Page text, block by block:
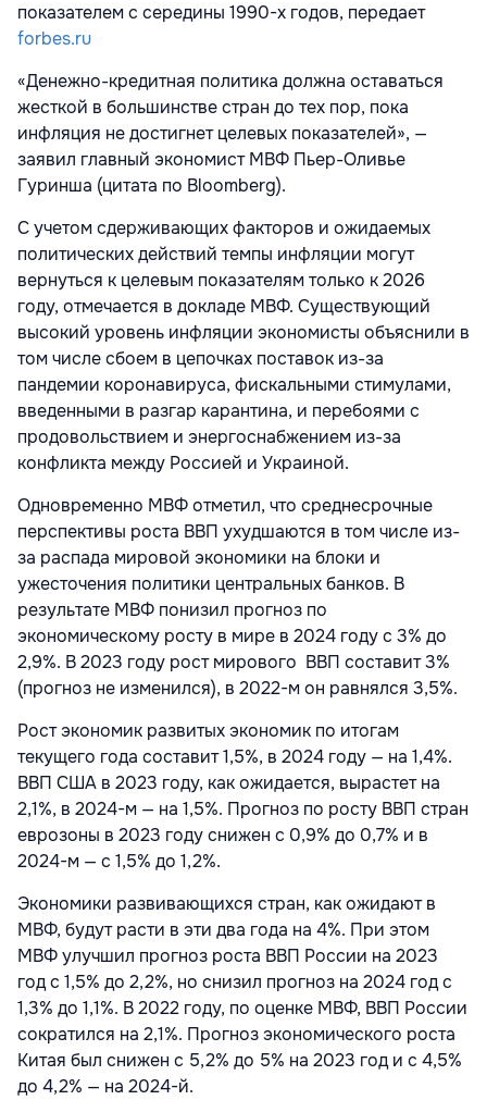
показателем с середины 1990-х годов, передает
forbes.ru
«Денежно-кредитная политика должна оставаться
жесткой в большинстве стран до тех пор, пока
инфляция не достигнет целевых показателей», —
заявил главный экономист МВФ Пьер-Оливье
Гуринша (цитата по Bloomberg).
С учетом сдерживающих факторов и ожидаемых
политических действий темпы инфляции могут
вернуться к целевым показателям только к 2026
году, отмечается в докладе МВФ. Существующий
высокий уровень инфляции экономисты объяснили в
том числе сбоем в цепочках поставок из-за
пандемии коронавируса, фискальными стимулами,
введенными в разгар карантина, и перебоями с
продовольствием и энергоснабжением из-за
конфликта между Россией и Украиной.
Одновременно МВФ отметил, что среднесрочные
перспективы роста ВВП ухудшаются в том числе из-
за распада мировой экономики на блоки и
ужесточения политики центральных банков. В
результате МВФ понизил прогноз по
экономическому росту в мире в 2024 году с 3% до
2,9%. В 2023 году рост мирового ВВП составит 3%
(прогноз не изменился), в 2022-м он равнялся 3,5%.
Рост экономик развитых экономик по итогам
текущего года составит 1,5%, в 2024 году — на 1,4%.
ВВП США в 2023 году, как ожидается, вырастет на
2,1%, в 2024-м — на 1,5%. Прогноз по росту ВВП стран
еврозоны в 2023 году снижен с 0,9% до 0,7% и в
2024-м — с 1,5% до 1,2%.
Экономики развивающихся стран, как ожидают в
МВФ, будут расти в эти два года на 4%. При этом
МВФ улучшил прогноз роста ВВП России на 2023
год с 1,5% до 2,2%, но снизил прогноз на 2024 год с
1,3% до 1,1%. В 2022 году, по оценке МВФ, ВВП России
сократился на 2,1%. Прогноз экономического роста
Китая был снижен с 5,2% до 5% на 2023 год и с 4,5%
до 4,2% — на 2024-й.